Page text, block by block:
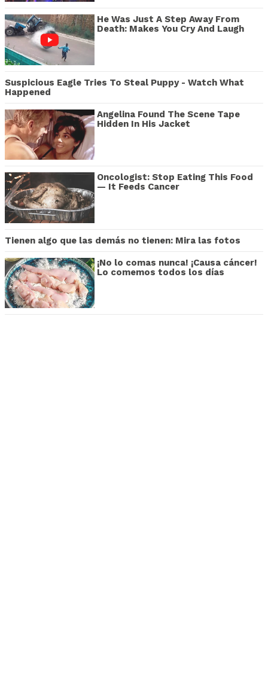
He Was Just A Step Away From
Death: Makes You Cry And Laugh
Suspicious Eagle Tries To Steal Puppy - Watch What
Happened
Angelina Found The Scene Tape
Hidden In His Jacket
Oncologist: Stop Eating This Food
— It Feeds Cancer
Tienen algo que las demás no tienen: Mira las fotos
¡No lo comas nunca! ¡Causa cáncer!
Lo comemos todos los días